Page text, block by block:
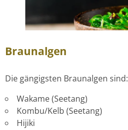
Braunalgen
Die gängigsten Braunalgen sind:
Wakame (Seetang)
Kombu/Kelb (Seetang)
Hijiki